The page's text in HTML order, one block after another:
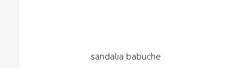
sandalia babuche